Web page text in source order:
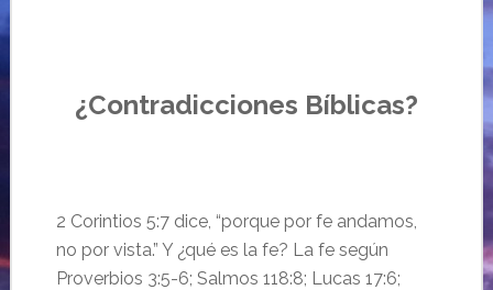
¿Contradicciones Bíblicas?
2 Corintios 5:7 dice, “porque por fe andamos,
no por vista.” Y ¿qué es la fe? La fe según
Proverbios 3:5-6; Salmos 118:8; Lucas 17:6;